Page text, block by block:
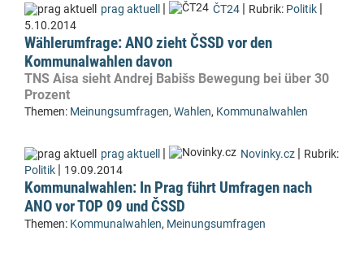
prag aktuell | ČT24 | Rubrik: Politik |
5.10.2014
Wählerumfrage: ANO zieht ČSSD vor den
Kommunalwahlen davon
TNS Aisa sieht Andrej Babišs Bewegung bei über 30
Prozent
Themen: Meinungsumfragen, Wahlen, Kommunalwahlen
prag aktuell | Novinky.cz | Rubrik:
Politik | 19.09.2014
Kommunalwahlen: In Prag führt Umfragen nach
ANO vor TOP 09 und ČSSD
Themen: Kommunalwahlen, Meinungsumfragen